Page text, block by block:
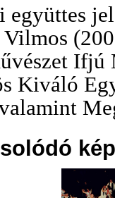
együttes
Vilmos
Ifjú
Kiváló